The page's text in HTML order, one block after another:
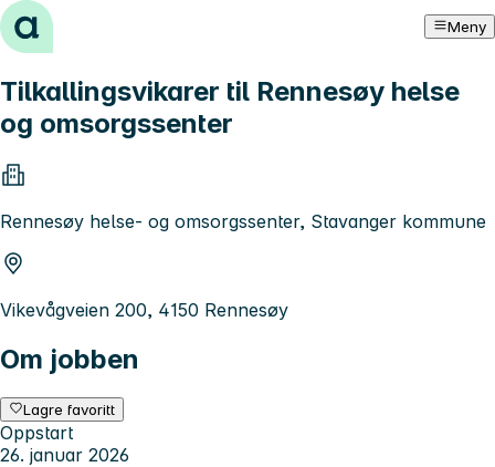
Hopp til innhold Meny
Tilkallingsvikarer til Rennesøy helse
og omsorgssenter
Rennesøy helse- og omsorgssenter, Stavanger kommune
Vikevågveien 200, 4150 Rennesøy
Om jobben
Lagre favoritt
Oppstart
26. januar 2026